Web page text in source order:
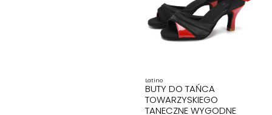
Latino
BUTY DO TAŃCA
TOWARZYSKIEGO
TANECZNE WYGODNE